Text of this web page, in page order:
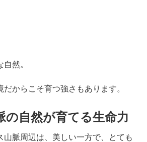
然。
からこそ育つ強さもあります。
の自然が育てる生命力
山脈周辺は、美しい一方で、とても